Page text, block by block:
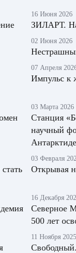
16 Июня 2026
ЗИЛАРТ.
02 Июня 2026
07 Апреля
Импульс к
03 Марта 2026
Станция
научный
Антарктиде
03 Февраля
Открывая
16 Декабря
Северное
500 лет
11 Ноября 2025